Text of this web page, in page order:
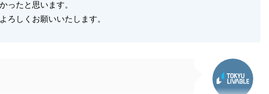
ったと思います。
ろしくお願いいたします。